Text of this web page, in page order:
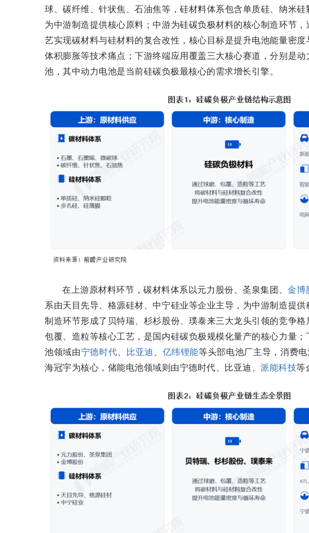
球、碳纤维、针状焦、石油焦等，硅材料体系包含单质硅、纳米硅
为中游制造提供核心原料；中游为硅碳负极材料的核心制造环节
艺实现碳材料与硅材料的复合改性，核心目标是提升电池能量密
体积膨胀等技术痛点；下游终端应用覆盖三大核心赛道，分别是
池，其中动力电池是当前硅碳负极最核心的需求增长引擎。
在上游原材料环节，碳材料体系以元力股份、圣泉集团、金博
系由天目先导、格源硅材、中宁硅业等企业主导，为中游制造提
制造环节形成了贝特瑞、杉杉股份、璞泰来三大龙头引领的竞争格
包覆、造粒等核心工艺，是国内硅碳负极规模化量产的核心力量
池领域由宁德时代、 比亚迪、 亿纬锂能等头部电池厂主导，消费电
海冠宇为核心，储能电池领域则由宁德时代、比亚迪、 派能科技等